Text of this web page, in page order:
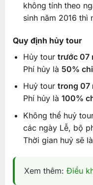
không tính theo
sinh năm 2016 thì
Quy định hủy tour
Hủy tour trước 07
Phí hủy là 50%
Huỷ tour trong 07
Phí hủy là 100%
Không thể huỷ
các ngày Lễ, bộ
Thời gian huỷ sẽ
Xem thêm: Điều